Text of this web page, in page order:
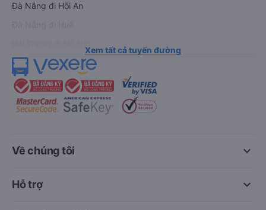
Đà Nẵng đi Hội An
Xem tất cả tuyến đường
keyboard_arrow_down
Về chúng tôi
keyboard_arrow_down
Hỗ trợ